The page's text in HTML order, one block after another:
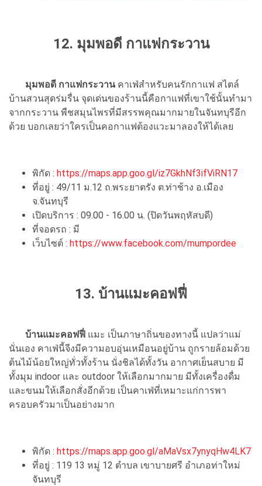
12. มุมพอดี กาแฟกระวาน
มุมพอดี กาแฟกระวาน คาเฟ่สำหรับคนรักกาแฟ สไตล์
บ้านสวนสุดร่มรื่น จุดเด่นของร้านนี้คือกาแฟที่เขาใช้นั้นทำมา
จากกระวาน พืชสมุนไพรที่มีสรรพคุณมากมายในจันทบุรีอีก
ด้วย บอกเลยว่าใครเป็นคอกาแฟต้องแวะมาลองให้ได้เลย
พิกัด : https://maps.app.goo.gl/iz7GkhNf3ifViRN17
ที่อยู่ : 49/11 ม.12 ถ.พระยาตรัง ต.ท่าช้าง อ.เมือง
จ.จันทบุรี
เปิดบริการ : 09.00 - 16.00 น. (ปิดวันพฤหัสบดี)
ที่จอดรถ : มี
เว็บไซต์ : https://www.facebook.com/mumpordee
13. บ้านแมะคอฟฟี่
บ้านแมะคอฟฟี่ แมะ เป็นภาษาถิ่นของทางนี้ แปลว่าแม่
นั่นเอง คาเฟ่นี้จีงมีความอบอุ่นเหมือนอยู่บ้าน ถูกรายล้อมด้วย
ต้นไม้น้อยใหญ่ทั่วทั้งร้าน นั่งชิลได้ทั้งวัน อากาศเย็นสบาย มี
ทั้งมุม indoor และ outdoor ให้เลือกมากมาย มีทั้งเครื่องดื่ม
และขนมให้เลือกสั่งอีกด้วย เป็นคาเฟ่ที่เหมาะแก่การพา
ครอบครัวมาเป็นอย่างมาก
พิกัด : https://maps.app.goo.gl/aMaVsx7ynyqHw4LK7
ที่อยู่ : 119 13 หมู่ 12 ตำบล เขาบายศรี อำเภอท่าใหม่
จันทบุรี